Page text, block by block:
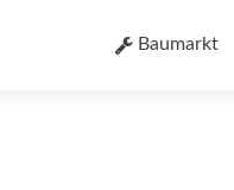
InhaltBaumarkt